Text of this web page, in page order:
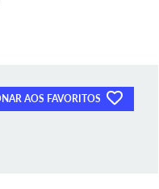
AOS FAVORITOS